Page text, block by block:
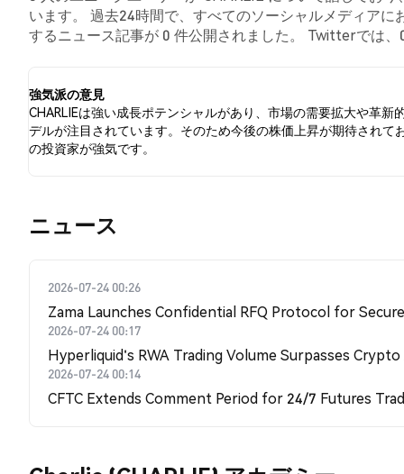
います。 過去24時間で、すべてのソーシャルメディア
するニュース記事が 0 件公開されました。 Twitterでは
強気派の意見
CHARLIEは強い成長ポテンシャルがあり、市場の需要拡大や革新
デルが注目されています。そのため今後の株価上昇が期待されて
の投資家が強気です。
​​ニュース​​
2026-07-24 00:26
Zama Launches Confidential RFQ Protocol for
2026-07-24 00:17
Hyperliquid's RWA Trading Volume Surpasses
2026-07-24 00:14
CFTC Extends Comment Period for 24/7 Futures